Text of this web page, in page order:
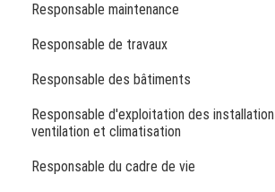
Responsable maintenance
Responsable de travaux
Responsable des bâtiments
Responsable d'exploitation des
ventilation et climatisation
Responsable du cadre de vie